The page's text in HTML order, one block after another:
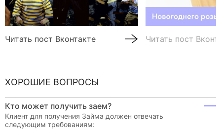
Читать пост Вконтакте Читать пост
ХОРОШИЕ ВОПРОСЫ
Кто может получить заем?
Клиент для получения Займа должен отвечать
следующим требованиям: